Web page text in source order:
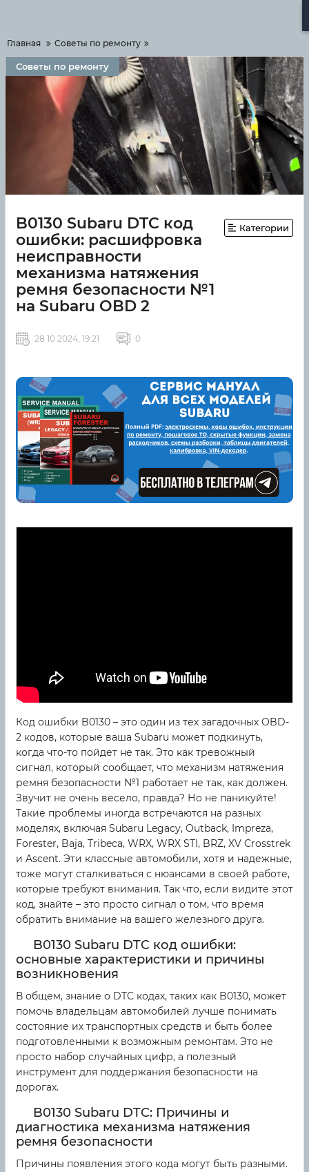
Главная Советы по ремонту
Советы по ремонту
B0130 Subaru DTC код
ошибки: расшифровка
неисправности
механизма натяжения
ремня безопасности №1
на Subaru OBD 2
Категории
28 10 2024, 19:21 0
Код ошибки B0130 – это один из тех загадочных OBD-
2 кодов, которые ваша Subaru может подкинуть,
когда что-то пойдет не так. Это как тревожный
сигнал, который сообщает, что механизм натяжения
ремня безопасности №1 работает не так, как должен.
Звучит не очень весело, правда? Но не паникуйте!
Такие проблемы иногда встречаются на разных
моделях, включая Subaru Legacy, Outback, Impreza,
Forester, Baja, Tribeca, WRX, WRX STI, BRZ, XV Crosstrek
и Ascent. Эти классные автомобили, хотя и надежные,
тоже могут сталкиваться с нюансами в своей работе,
которые требуют внимания. Так что, если видите этот
код, знайте – это просто сигнал о том, что время
обратить внимание на вашего железного друга.
B0130 Subaru DTC код ошибки:
основные характеристики и причины
возникновения
В общем, знание о DTC кодах, таких как B0130, может
помочь владельцам автомобилей лучше понимать
состояние их транспортных средств и быть более
подготовленными к возможным ремонтам. Это не
просто набор случайных цифр, а полезный
инструмент для поддержания безопасности на
дорогах.
B0130 Subaru DTC: Причины и
диагностика механизма натяжения
ремня безопасности
Причины появления этого кода могут быть разными.